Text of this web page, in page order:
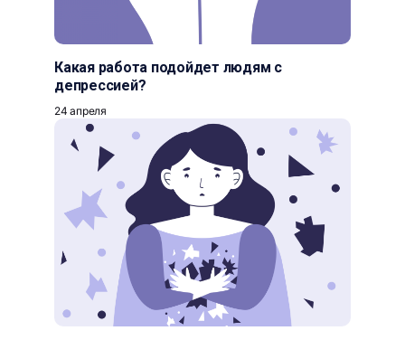
Какая работа подойдет людям с
депрессией?
24 апреля